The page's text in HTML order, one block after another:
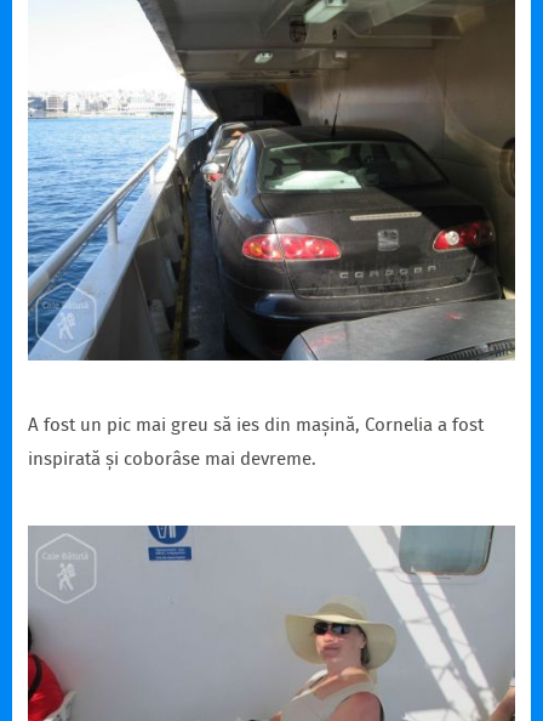
A fost un pic mai greu să ies din mașină, Cornelia a fost
inspirată și coborâse mai devreme.